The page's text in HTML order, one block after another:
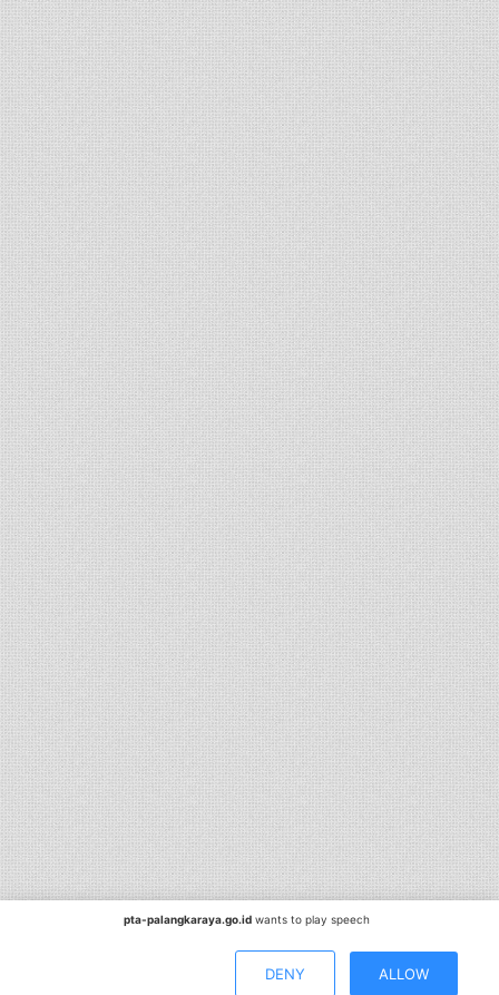
pta-palangkaraya.go.id wants to play speech
DENY ALLOW